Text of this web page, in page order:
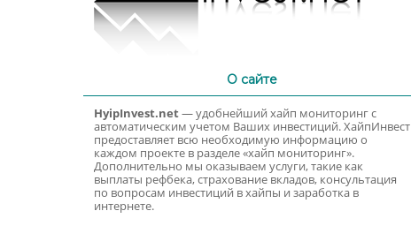
О сайте
HyipInvest.net— удобнейший хайп мониторинг с
автоматическим учетом Ваших инвестиций. ХайпИнвест
предоставляет всю необходимую информацию о
каждом проекте в разделе «хайп мониторинг».
Дополнительно мы оказываем услуги, такие как
выплаты рефбека, страхование вкладов, консультация
по вопросам инвестиций в хайпы и заработка в
интернете.